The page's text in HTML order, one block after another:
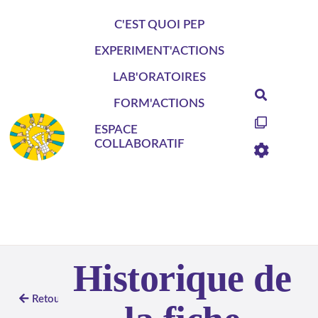
C'EST QUOI PEP
EXPERIMENT'ACTIONS
LAB'ORATOIRES
FORM'ACTIONS
ESPACE
COLLABORATIF
Retour
Historique de